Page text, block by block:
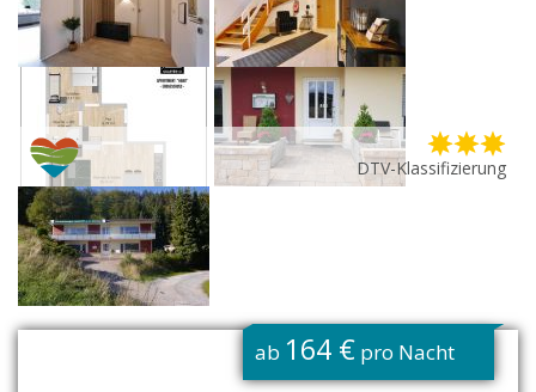
DTV-Klassifizierung
ab 164 € pro Nacht